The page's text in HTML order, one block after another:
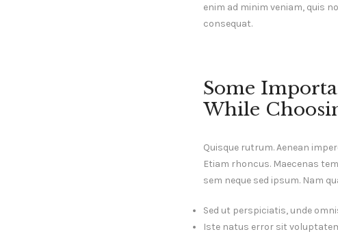
enim ad minim veniam, quis
consequat.
Some
While
Quisque rutrum. Aenean
Etiam rhoncus. Maecenas
sem neque sed ipsum. Nam
Sed ut perspiciatis, unde
Iste natus error sit